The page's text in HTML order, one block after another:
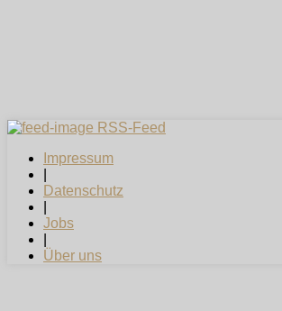
RSS-Feed
Impressum
Datenschutz
Jobs
Über uns